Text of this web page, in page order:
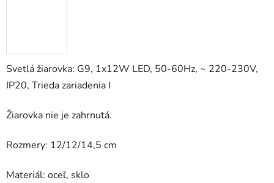
Svetlá žiarovka: G9, 1x12W LED, 50-60Hz, ~ 220-230V,
IP20, Trieda zariadenia I
Žiarovka nie je zahrnutá.
Rozmery: 12/12/14,5 cm
Materiál: oceľ, sklo